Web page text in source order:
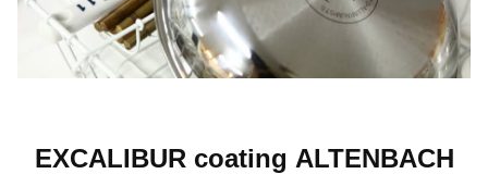
EXCALIBUR coating ALTENBACH